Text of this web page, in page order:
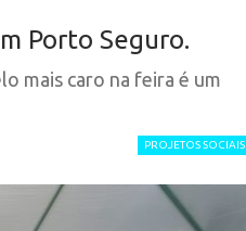
Porto Seguro.
mais caro na feira é um
PROJETOS SOCIAIS